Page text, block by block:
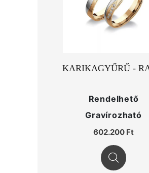
KARIKAGYŰRŰ -
Rendelhető
Gravírozható
602.200 Ft